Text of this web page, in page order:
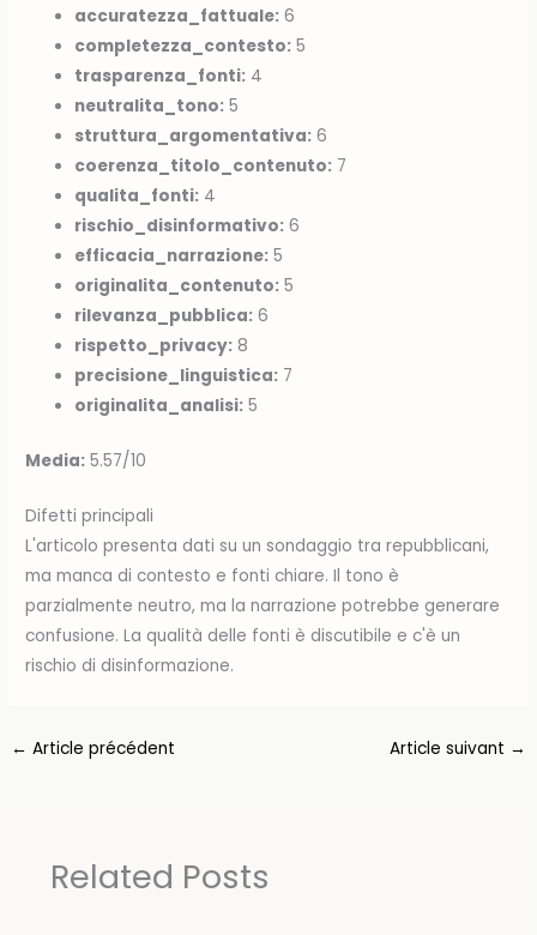
accuratezza_fattuale: 6
completezza_contesto: 5
trasparenza_fonti: 4
neutralita_tono: 5
struttura_argomentativa: 6
coerenza_titolo_contenuto: 7
qualita_fonti: 4
rischio_disinformativo: 6
efficacia_narrazione: 5
originalita_contenuto: 5
rilevanza_pubblica: 6
rispetto_privacy: 8
precisione_linguistica: 7
originalita_analisi: 5
Media: 5.57/10
Difetti principali
L'articolo presenta dati su un sondaggio tra repubblicani,
ma manca di contesto e fonti chiare. Il tono è
parzialmente neutro, ma la narrazione potrebbe generare
confusione. La qualità delle fonti è discutibile e c'è un
rischio di disinformazione.
← Article précédent Article suivant →
Related Posts